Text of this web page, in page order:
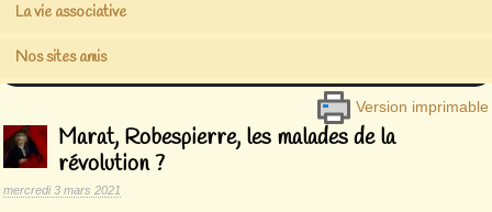
La vie associative
Nos sites amis
Version imprimable
Marat, Robespierre, les malades de la
révolution ?
mercredi 3 mars 2021